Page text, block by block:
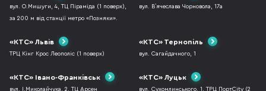
вул. О.Мишуги, 4, ТЦ Піраміда (1 поверх),
за 200 м від станції метро «Позняки».
вул. В`ячеслава Чорновола, 17а
«КТС» Львів
ТРЦ Кінг Крос Леополіс (1 поверх)
«КТС» Тернопіль
вул. Сагайдачного, 1
«КТС» Івано-Франківськ
вул. І.Миколайчука, 2, ТЦ Арсен
«КТС» Луцьк
вул. Сухомлинського, 1, ТРЦ ПортCity (2